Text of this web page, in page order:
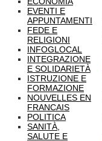
EVENTI E
APPUNTAMENTI
FEDE E
RELIGIONI
INFOGLOCAL
INTEGRAZIONE
E SOLIDARIETÀ
ISTRUZIONE E
FORMAZIONE
NOUVELLES EN
FRANCAIS
POLITICA
SANITÀ,
SALUTE E